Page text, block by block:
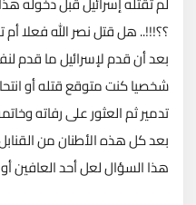
؟؟!!!.. هل قتل نصر الله فعلا أم
بعد أن قدم لإسرائيل ما قدم
شخصيا كنت متوقع قتله أو
تدمير ثم العثور على رفاته
بعد كل هذه الأطنان من
هذا السؤال لعل أحد العافين